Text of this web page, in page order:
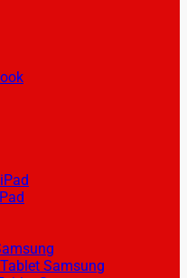
Samsung